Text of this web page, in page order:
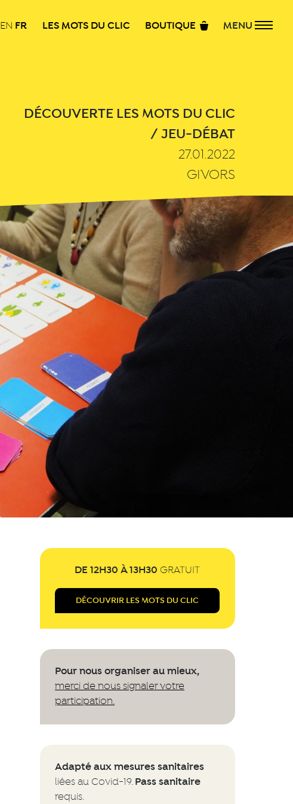
EN FR LES MOTS DU CLIC BOUTIQUE MENU
DÉCOUVERTE LES MOTS DU CLIC
/ JEU-DÉBAT
27.01.2022
GIVORS
DE 12H30 À 13H30GRATUIT
DÉCOUVRIR LES MOTS DU CLIC
Pour nous organiser au mieux,
merci de nous signaler votre
participation.
Adapté aux mesures sanitaires
liées au Covid-19.Pass sanitaire
requis.